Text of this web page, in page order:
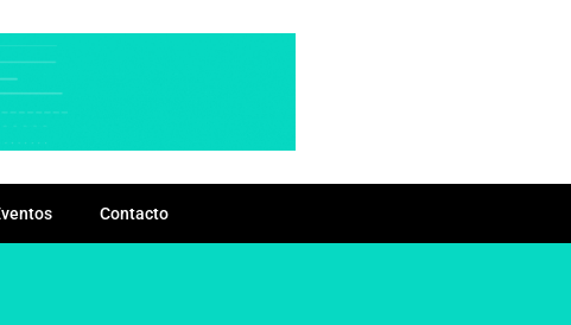
Contacto